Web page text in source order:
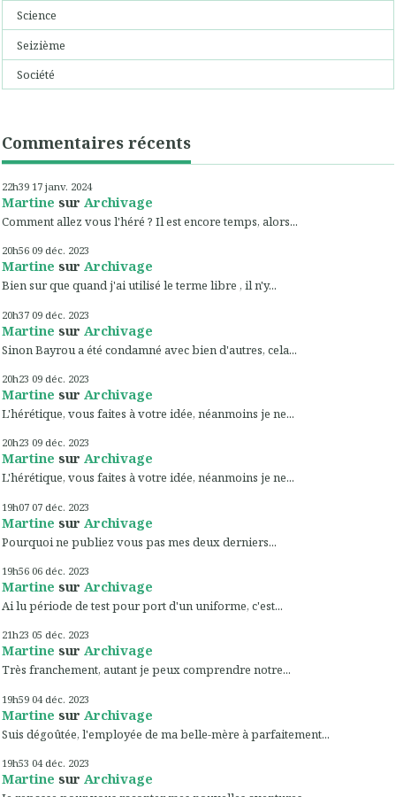
Science
Seizième
Société
Commentaires récents
22h39 17 janv. 2024
Martine sur Archivage
Comment allez vous l'héré ? Il est encore temps, alors...
20h56 09 déc. 2023
Martine sur Archivage
Bien sur que quand j'ai utilisé le terme libre , il n'y...
20h37 09 déc. 2023
Martine sur Archivage
Sinon Bayrou a été condamné avec bien d'autres, cela...
20h23 09 déc. 2023
Martine sur Archivage
L'hérétique, vous faites à votre idée, néanmoins je ne...
20h23 09 déc. 2023
Martine sur Archivage
L'hérétique, vous faites à votre idée, néanmoins je ne...
19h07 07 déc. 2023
Martine sur Archivage
Pourquoi ne publiez vous pas mes deux derniers...
19h56 06 déc. 2023
Martine sur Archivage
Ai lu période de test pour port d'un uniforme, c'est...
21h23 05 déc. 2023
Martine sur Archivage
Très franchement, autant je peux comprendre notre...
19h59 04 déc. 2023
Martine sur Archivage
Suis dégoûtée, l'employée de ma belle-mère à parfaitement...
19h53 04 déc. 2023
Martine sur Archivage